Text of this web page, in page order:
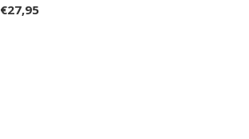
€27,95